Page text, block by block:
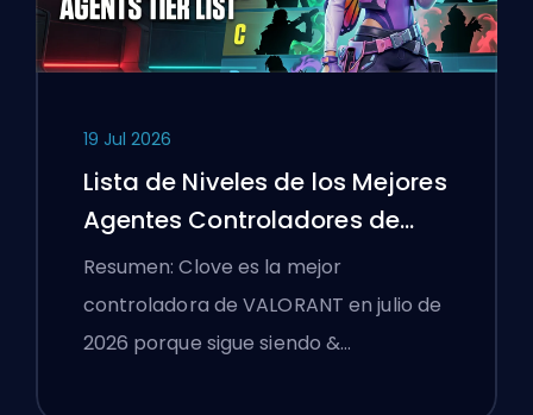
19 Jul 2026
Lista de Niveles de los Mejores
Agentes Controladores de
VALORANT
Resumen: Clove es la mejor
controladora de VALORANT en julio de
2026 porque sigue siendo &…